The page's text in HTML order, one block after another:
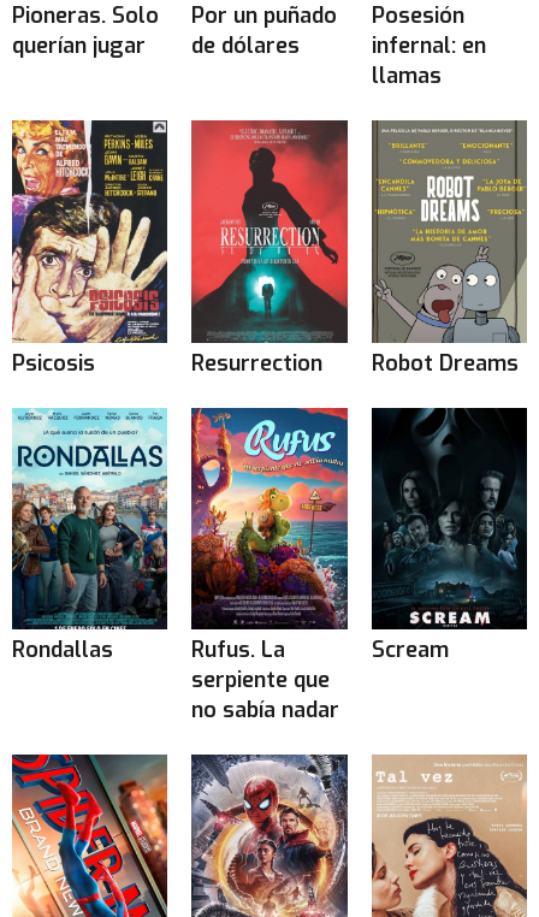
Pioneras. Solo
querían jugar
Por un puñado
de dólares
Posesión
infernal: en
llamas
Psicosis Resurrection Robot Dreams
Rondallas
Rufus. La
serpiente que
no sabía nadar
Scream